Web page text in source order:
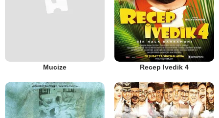
Mucize Recep Ivedik 4